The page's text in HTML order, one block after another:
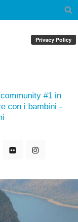
#1 in
con i bambini -